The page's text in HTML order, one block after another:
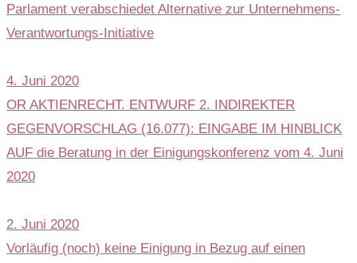
Parlament verabschiedet Alternative zur Unternehmens-
Verantwortungs-Initiative
4. Juni 2020
OR AKTIENRECHT. ENTWURF 2. INDIREKTER
GEGENVORSCHLAG (16.077): EINGABE IM HINBLICK
AUF die Beratung in der Einigungskonferenz vom 4. Juni
2020
2. Juni 2020
Vorläufig (noch) keine Einigung in Bezug auf einen